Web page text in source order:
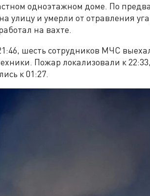
одноэтажном доме. По
улицу и умерли от отравления
на вахте.
шесть сотрудников МЧС
Пожар локализовали к
к 01:27.